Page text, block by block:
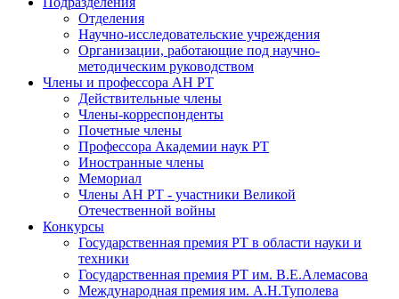
Отделения
Научно-исследовательские учреждения
Организации, работающие под научно-
методическим руководством
Члены и профессора АН РТ
Действительные члены
Члены-корреспонденты
Почетные члены
Профессора Академии наук РТ
Иностранные члены
Мемориал
Члены АН РТ - участники Великой
Отечественной войны
Конкурсы
Государственная премия РТ в области науки и
техники
Государственная премия РТ им. В.Е.Алемасова
Международная премия им. А.Н.Туполева